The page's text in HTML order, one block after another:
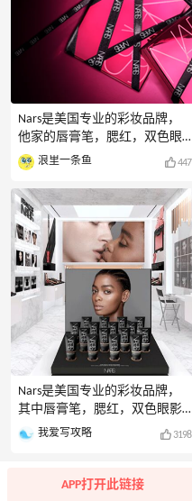
成功的概率，避免黑号黑地
址，get到更多低价好物。高难
度网站砍单的原因：1.收货地
址风险：这是最常见的原因。
商家检测到你的收货地址是公
开的转运公司仓库地址（尤其
是被频繁使用、标记为“商业地
址”的仓库），或地址信息不完
整、格式不规范。2.支付风
险：部分商家不接受非本国发
行的信用卡，或填写的账单地
址（BillingAddress）与信
Nars是美国专业的彩妆品牌，
他家的唇膏笔，腮红，双色眼
影/粉饼非常受小仙女们的追
捧，不过Nars美国官网不太友
好，国卡+转运地址有一定的砍
单风险，一般需要paypal或者美
卡才能付款成功。大家还记得
今年黑五NARS美国官网都有些
什么活动吗？一起来回顾一下
吧！NARS美国官网入口：
https://www.narscosmetics.com/
浪里一条鱼 447
Nars是美国专业的彩妆品牌，
其中唇膏笔，腮红，双色眼影/
粉饼都是小仙女们追捧的热门
砍单风险，那本篇内容小编将
我爱写攻略 3198
APP打开此链接